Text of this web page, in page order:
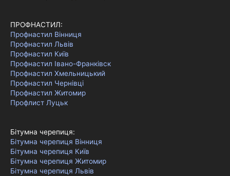
ПРОФНАСТИЛ:
Профнастил Вінниця
Профнастил Львів
Профнастил Київ
Профнастил Івано-Франківск
Профнастил Хмельницький
Профнастил Чернівці
Профнастил Житомир
Профлист Луцьк
Бітумна черепиця:
Бітумна черепиця Вінниця
Бітумна черепиця Київ
Бітумна черепиця Житомир
Бітумна черепиця Львів